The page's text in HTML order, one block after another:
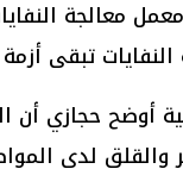
تبقى
حجازي أن
والقلق لدى